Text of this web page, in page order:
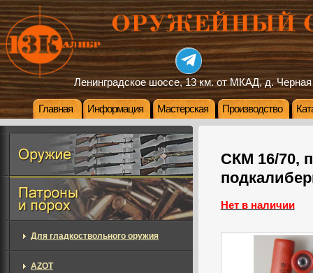
Ленинградское шоссе, 13 км. от МКАД, д. Черная
Главная Информация Мастерская Производство
СКМ 16/70,
Нет в наличии
Для гладкоствольного оружия
AZOT